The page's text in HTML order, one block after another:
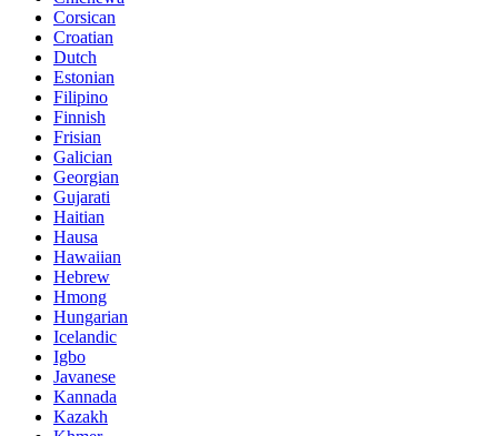
Corsican
Croatian
Dutch
Estonian
Filipino
Finnish
Frisian
Galician
Georgian
Gujarati
Haitian
Hausa
Hawaiian
Hebrew
Hmong
Hungarian
Icelandic
Igbo
Javanese
Kannada
Kazakh